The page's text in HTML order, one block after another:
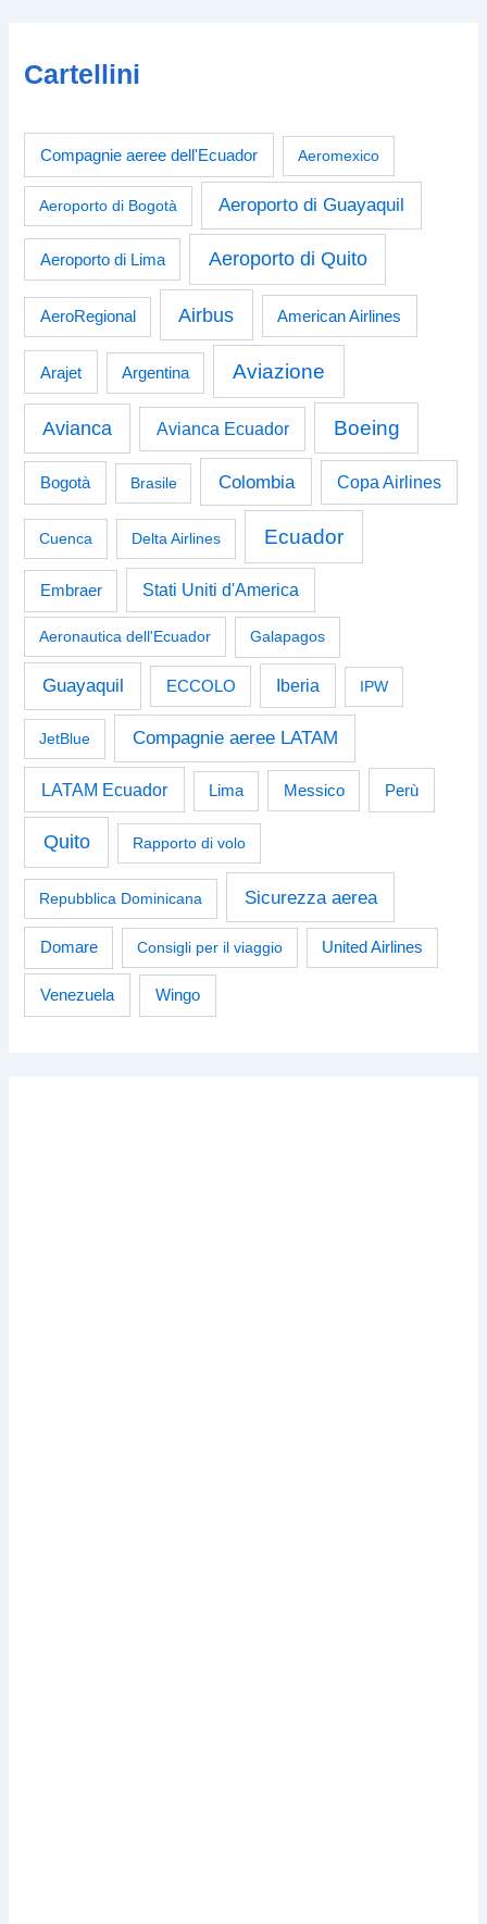
Cartellini
Compagnie aeree dell'Ecuador Aeromexico
Aeroporto di Bogotà Aeroporto di Guayaquil
Aeroporto di Lima Aeroporto di Quito
AeroRegional Airbus American Airlines
Arajet Argentina Aviazione
Avianca Avianca Ecuador Boeing
Bogotà Brasile Colombia Copa Airlines
Cuenca Delta Airlines Ecuador
Embraer Stati Uniti d'America
Aeronautica dell'Ecuador Galapagos
Guayaquil ECCOLO Iberia IPW
JetBlue Compagnie aeree LATAM
LATAM Ecuador Lima Messico Perù
Quito Rapporto di volo
Repubblica Dominicana Sicurezza aerea
Domare Consigli per il viaggio United Airlines
Venezuela Wingo